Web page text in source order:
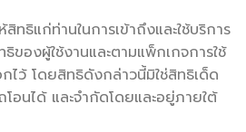
ทธิแก่ท่านในการเข้าถึงและใช้บริการ
ของผู้ใช้งานและตามแพ็กเกจการใช้
ไว้ โดยสิทธิดังกล่าวนี้มิใช่สิทธิเด็ด
โอนได้ และจำกัดโดยและอยู่ภายใต้